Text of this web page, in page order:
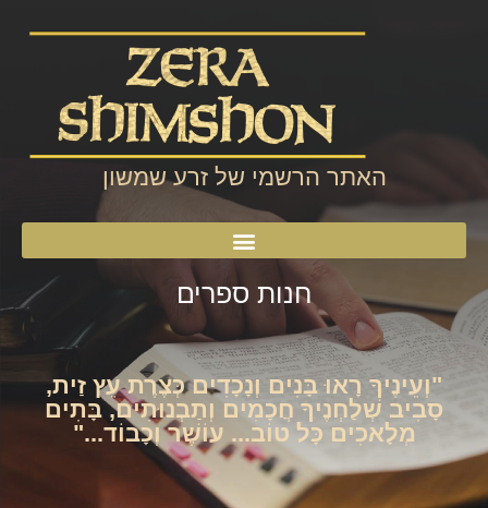
האתר הרשמי של זרע שמשון
חנות ספרים
"וְעֵינֶיךָ רָאוּ בָּנִים וְנָכָדִים כְּצֶרֶת עֵץ זַית,
סָבִיב שְׁלַחְנֶיךָ חֲכָמִים וְתַבְנוּתִים, בָּתִים
מְלָאכִים כָּל טוֹב... עוֹשֶׁר וְכָבוֹד..."